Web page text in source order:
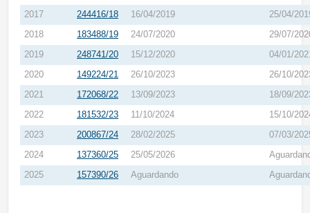
2017
244416/18 16/04/2019
25/04/
2018
183488/19 24/07/2020
29/07/
2019
248741/20 15/12/2020
04/01/
2020
149224/21 26/10/2023
26/10/
2021
172068/22 13/09/2023
18/09/
2022
181532/23 11/10/2024
15/10/
2023
200867/24 28/02/2025
07/03/
2024
137360/25 25/05/2026
2025
157390/26 Aguardando